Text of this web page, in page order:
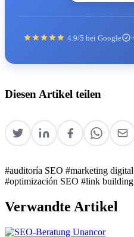
4.9/5 bei Google
Diesen Artikel teilen
#auditoría SEO #marketing digital
#optimización SEO #link building
Verwandte Artikel